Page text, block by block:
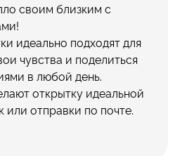
своим близким с
идеально подходят для
чувства и поделиться
в любой день.
открытку идеальной
или отправки по почте.